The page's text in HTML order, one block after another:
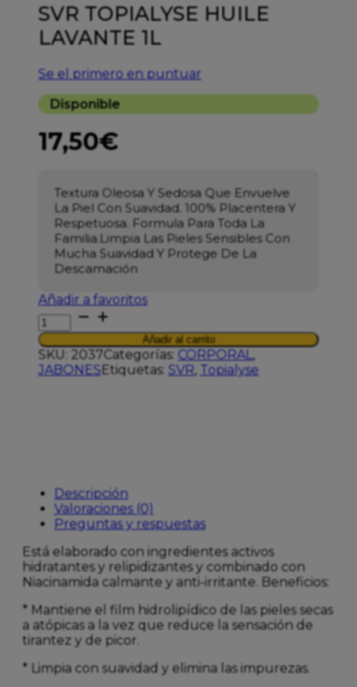
SVR TOPIALYSE HUILE
LAVANTE 1L
Se el primero en puntuar
Disponible
17,50€
Textura Oleosa Y Sedosa Que Envuelve
La Piel Con Suavidad. 100% Placentera Y
Respetuosa. Formula Para Toda La
Familia.Limpia Las Pieles Sensibles Con
Mucha Suavidad Y Protege De La
Descamación
Añadir a favoritos
TOPIALYSE
HUILE
LAVANTE
1L
Añadir al carrito
SKU: 2037Categorías: CORPORAL,
JABONESEtiquetas: SVR, Topialyse
Descripción
Valoraciones (0)
Preguntas y respuestas
Está elaborado con ingredientes activos
hidratantes y relipidizantes y combinado con
Niacinamida calmante y anti-irritante. Beneficios:
* Mantiene el film hidrolipídico de las pieles secas
a atópicas a la vez que reduce la sensación de
tirantez y de picor.
* Limpia con suavidad y elimina las impurezas.